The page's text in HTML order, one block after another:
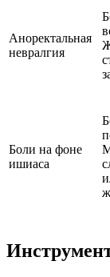
Аноректальная
невралгия
Боли на фоне
ишиаса